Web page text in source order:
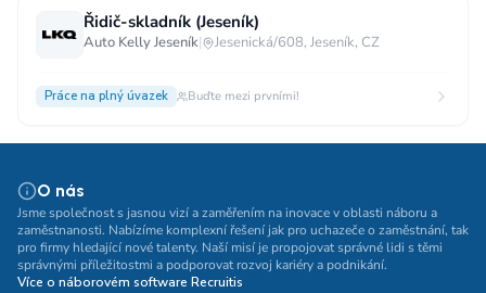
Řidič-skladník (Jeseník)
Auto Kelly Jeseník| Jesenická/608, Jeseník, CZ
Práce na plný úvazek Buďte mezi prvními!
O nás
Jsme společnost s jasnou vizí a zaměřením na inovace v oblasti náboru a
zaměstnanosti. Nabízíme komplexní řešení jak pro uchazeče o zaměstnání, tak
pro firmy hledající nové talenty. Naší misí je propojovat správné lidi s těmi
správnými příležitostmi a podporovat rozvoj kariéry a podnikání.
Více o náborovém software Recruitis